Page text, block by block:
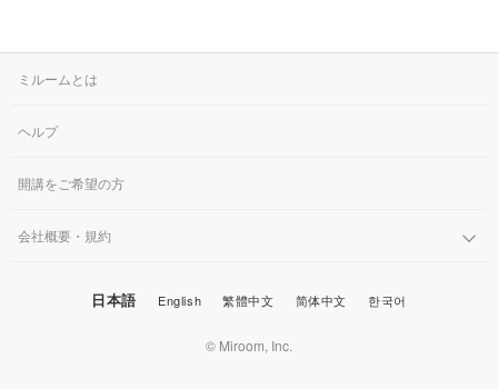
ミルームとは
ヘルプ
開講をご希望の方
会社概要・規約
日本語 English 繁體中文 简体中文 한국어
© Miroom, Inc.